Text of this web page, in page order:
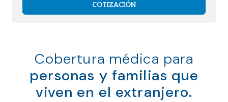
COTIZACIÓN
Cobertura médica para
personas y familias que
viven en el extranjero.